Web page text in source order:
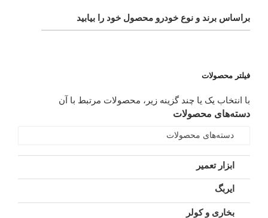
براساس برند و نوع خودرو محصول خود را بیابید
فیلتر محصولات
با انتخاب یک یا چند گزینه زیر، محصولات مرتبط با آن
دسته‌های محصولات
دسته‌های محصولات
ابزار تعمیر
ایربگ
بخاری و کولر